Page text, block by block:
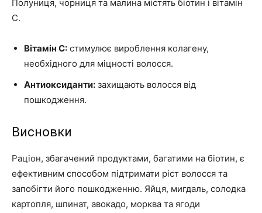
Полуниця, чорниця та малина містять біотин і вітамін
С.
Вітамін С: стимулює вироблення колагену,
необхідного для міцності волосся.
Антиоксиданти: захищають волосся від
пошкодження.
Висновки
Раціон, збагачений продуктами, багатими на біотин, є
ефективним способом підтримати ріст волосся та
запобігти його пошкодженню. Яйця, мигдаль, солодка
картопля, шпинат, авокадо, морква та ягоди